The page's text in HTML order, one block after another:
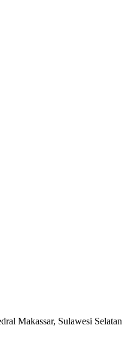
Makassar, Sulawesi Selatan